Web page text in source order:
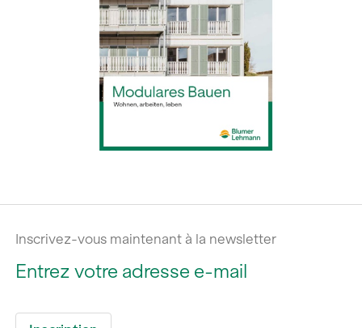
Inscrivez-vous maintenant à la newsletter